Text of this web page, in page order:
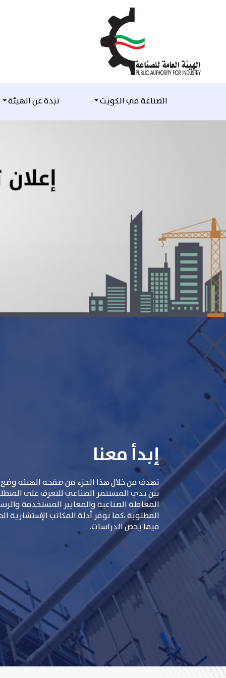
الصناعة في الكويت نبذة عن الهيئة
إبدأ معنا
نهدف من خلال هذا الجزء من صفحة الهيئة
بين يدي المستثمر الصناعي للتعرف على
المعاملة الصناعية والمعايير المستخدمة
المطلوبة ،كما نوفر أدلة المكاتب الإستشارية
فيما يخص الدراسات.